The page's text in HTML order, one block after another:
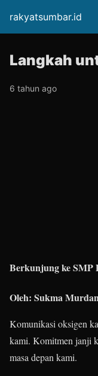
rakyatsumbar.id
Langkah
6 tahun ago
Berkunjung ke SMP
Oleh: Sukma
Komunikasi oksigen
kami. Komitmen janji
masa depan kami.